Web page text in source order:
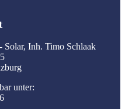
Solar, Inh. Timo Schlaak
unter: